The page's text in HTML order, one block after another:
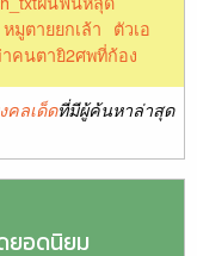
หมูตายยกเล้า ตัวเอ
คนตายิ2ศพที่ก้อง
คลเด็ดที่มีผู้ค้นหาล่าสุด
ยอดนิยม